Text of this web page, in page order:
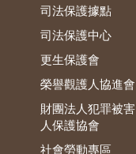
司法保護據點
司法保護中心
更生保護會
榮譽觀護人協進會
財團法人犯罪被害
人保護協會
社會勞動專區